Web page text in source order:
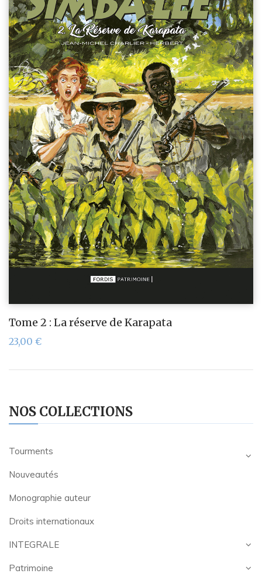
NOS COLLECTIONS
Tourments
Nouveautés
Monographie auteur
Droits internationaux
INTEGRALE
Patrimoine
Tome 2 : La réserve de Karapata
23,00 €